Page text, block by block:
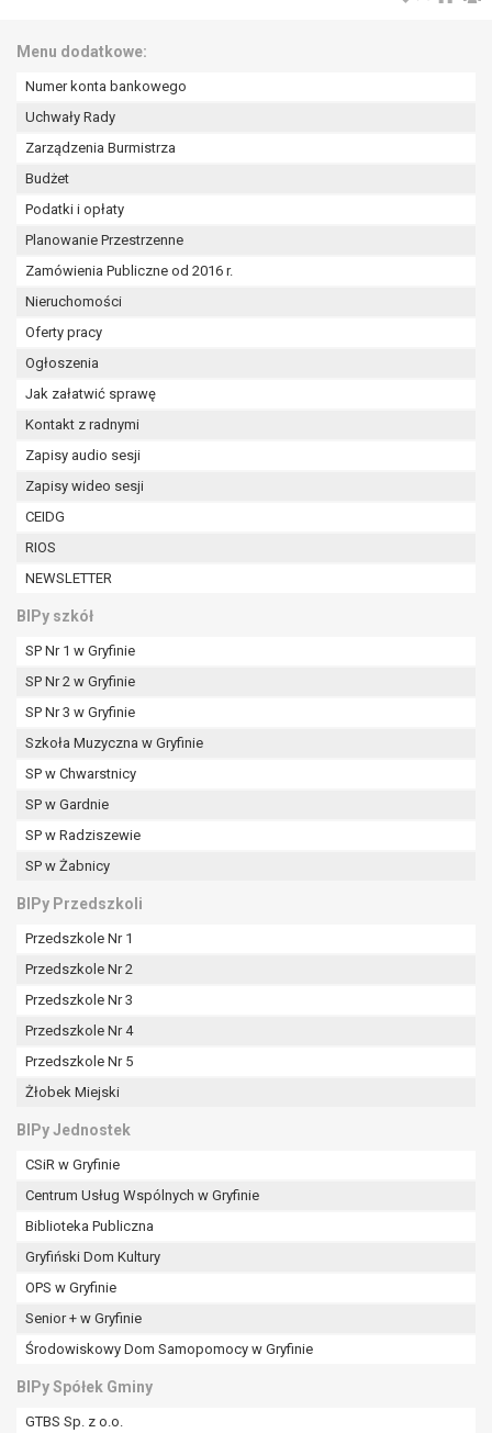
Menu dodatkowe:
Numer konta bankowego
Uchwały Rady
Zarządzenia Burmistrza
Budżet
Podatki i opłaty
Planowanie Przestrzenne
Zamówienia Publiczne od 2016 r.
Nieruchomości
Oferty pracy
Ogłoszenia
Jak załatwić sprawę
Kontakt z radnymi
Zapisy audio sesji
Zapisy wideo sesji
CEIDG
RIOS
NEWSLETTER
BIPy szkół
SP Nr 1 w Gryfinie
SP Nr 2 w Gryfinie
SP Nr 3 w Gryfinie
Szkoła Muzyczna w Gryfinie
SP w Chwarstnicy
SP w Gardnie
SP w Radziszewie
SP w Żabnicy
BIPy Przedszkoli
Przedszkole Nr 1
Przedszkole Nr 2
Przedszkole Nr 3
Przedszkole Nr 4
Przedszkole Nr 5
Żłobek Miejski
BIPy Jednostek
CSiR w Gryfinie
Centrum Usług Wspólnych w Gryfinie
Biblioteka Publiczna
Gryfiński Dom Kultury
OPS w Gryfinie
Senior + w Gryfinie
Środowiskowy Dom Samopomocy w Gryfinie
BIPy Spółek Gminy
GTBS Sp. z o.o.
wynikających z prawnie
sprzeciwu, administrator nie może już
że wykaże on istnienie ważnych prawnie
obrony roszczeń.
W przypadku gdy przetwarzanie danych
osobowych odbywa się na podstawie zgody osoby
Cofnięcie to nie ma wpływu na zgodność
Przysługuje Pani/Panu prawo wniesienia skargi do
organu nadzorczego na niezgodne z prawem
przez administratora.
Organem właściwym do wniesienia skargi jest
Prezes Urzędu Ochrony Danych Osobowych.
W zależności od sfery, w której przetwarzane są
umownym.
Pani/Pana dane nie będą poddawane
tym również profilowaniu.